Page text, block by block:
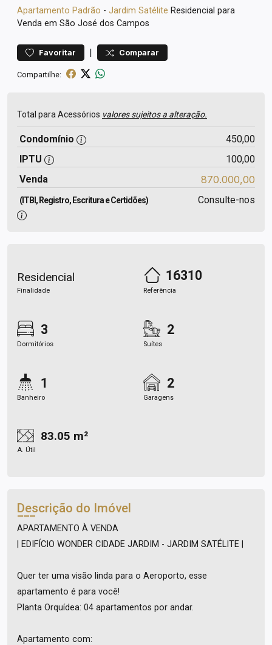
Apartamento Padrão - Jardim Satélite Residencial para
Venda em São José dos Campos
Favoritar | Comparar
Compartilhe:
Total para Acessórios valores sujeitos a alteração.
Condomínio
450,00
IPTU
100,00
Venda
870.000,00
(ITBI, Registro, Escritura e Certidões) Consulte-nos
Residencial
Finalidade
16310
Referência
3
Dormitórios
2
Suítes
1
Banheiro
2
Garagens
83.05 m²
A. Útil
Descrição do Imóvel
APARTAMENTO À VENDA
| EDIFÍCIO WONDER CIDADE JARDIM - JARDIM SATÉLITE |
Quer ter uma visão linda para o Aeroporto, esse
apartamento é para você!
Planta Orquídea: 04 apartamentos por andar.
Apartamento com: